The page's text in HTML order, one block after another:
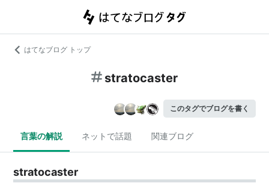
はてなブログ トップ
stratocaster
このタグでブログを書く
言葉の解説 ネットで話題 関連ブログ
stratocaster